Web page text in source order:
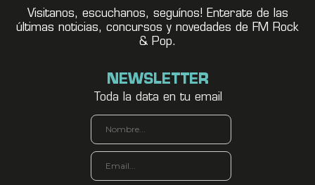
Visitanos, escuchanos, seguínos! Enterate de las
últimas noticias, concursos y novedades de FM Rock
& Pop.
NEWSLETTER
Toda la data en tu email